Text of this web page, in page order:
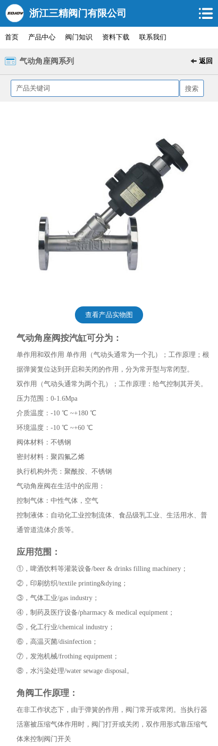
浙江三精阀门有限公司
首页 产品中心 阀门知识 资料下载 联系我们
气动角座阀系列 返回
查看产品实物图
气动角座阀按汽缸可分为：
单作用和双作用 单作用（气动头通常为一个孔）；工作原理；根
据弹簧复位达到开启和关闭的作用，分为常开型与常闭型。
双作用（气动头通常为两个孔）；工作原理：给气控制其开关。
压力范围：0-1.6Mpa
介质温度：-10 ℃ ~+180 ℃
环境温度：-10 ℃ ~+60 ℃
阀体材料：不锈钢
密封材料：聚四氟乙烯
执行机构外壳：聚酰按、不锈钢
气动角座阀在生活中的应用：
控制气体：中性气体，空气
控制液体：自动化工业控制流体、食品级乳工业、生活用水、普
通管道流体介质等。
应用范围：
①，啤酒饮料等灌装设备/beer & drinks filling machinery；
②，印刷纺织/textile printing&dying；
③，气体工业/gas industry；
④，制药及医疗设备/pharmacy & medical equipment；
⑤，化工行业/chemical industry；
⑥，高温灭菌/disinfection；
⑦，发泡机械/frothing equipment；
⑧，水污染处理/water sewage disposal。
角阀工作原理：
在非工作状态下，由于弹簧的作用，阀门常开或常闭。当执行器
活塞被压缩气体作用时，阀门打开或关闭，双作用形式靠压缩气
体来控制阀门开关